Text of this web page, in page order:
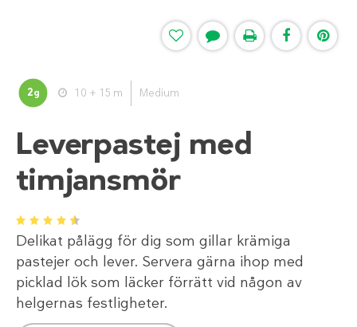
2g 10 + 15 m Medium
Leverpastej med
timjansmör
1 2 3 4 5
Delikat pålägg för dig som gillar krämiga
pastejer och lever. Servera gärna ihop med
picklad lök som läcker förrätt vid någon av
helgernas festligheter.